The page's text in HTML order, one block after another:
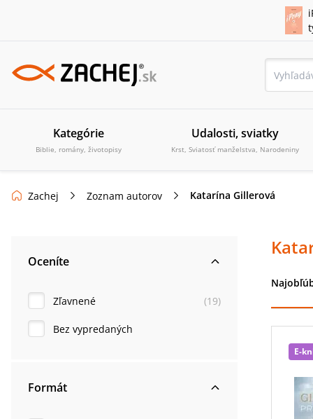
Kategórie
Biblie, romány, životopisy
Udalosti, sviatky
Krst, Sviatosť manželstva, Narodeniny
Zachej Zoznam autorov Katarína Gillerová
Oceníte
Zľavnené (19)
Bez vypredaných
Formát
E-